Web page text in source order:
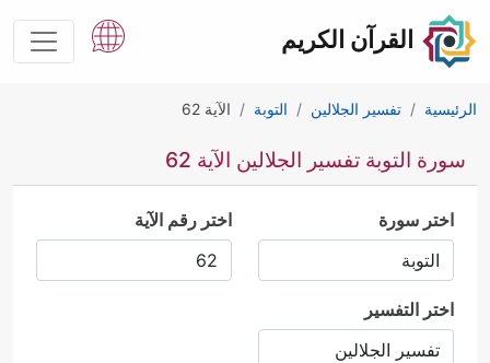
القرآن الكريم
الرئيسية تفسير الجلالين التوبة الآية 62
سورة التوبة تفسير الجلالين الآية 62
اختر سورة اختر رقم الآية
اختر التفسير